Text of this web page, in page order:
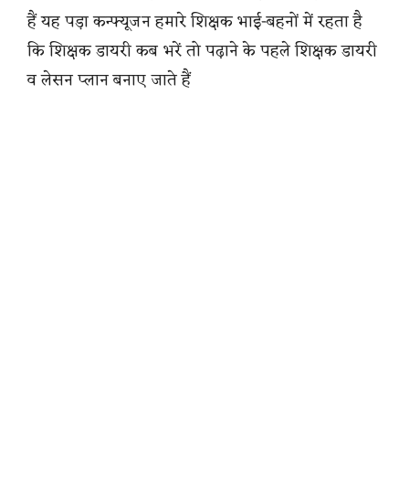
हैं यह पड़ा कन्फ्यूजन हमारे शिक्षक भाई-बहनों में रहता है
कि शिक्षक डायरी कब भरें तो पढ़ाने के पहले शिक्षक डायरी
व लेसन प्लान बनाए जाते हैं